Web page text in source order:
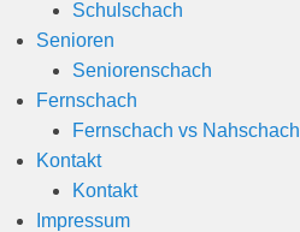
Schulschach
Senioren
Seniorenschach
Fernschach
Fernschach vs Nahschach
Kontakt
Kontakt
Impressum